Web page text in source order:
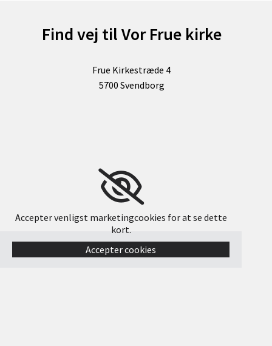
Find vej til Vor Frue kirke
Frue Kirkestræde 4
5700 Svendborg
Accepter venligst marketingcookies for at se dette
kort.
Accepter cookies